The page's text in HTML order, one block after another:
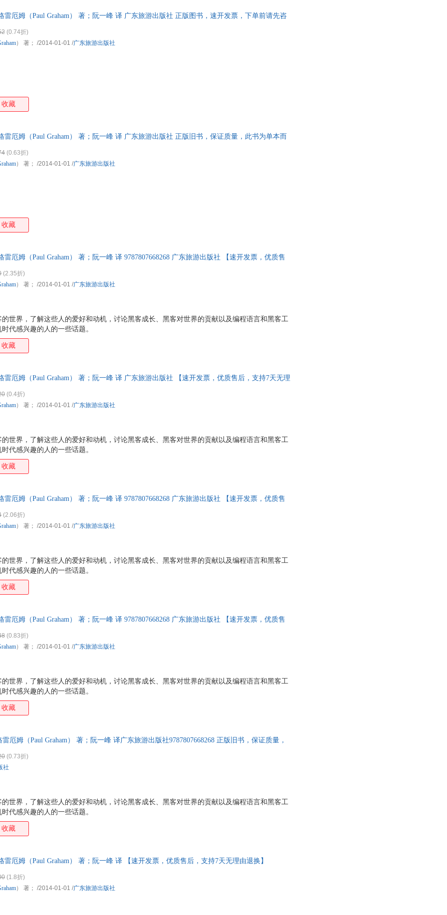
雷厄姆（Paul Graham） 著；阮一峰 译 广东旅游出版社 正版图书，速开发票，下单前请先咨
(0.74折)
） 著； /2014-01-01 /广东旅游出版社
收藏
雷厄姆（Paul Graham） 著；阮一峰 译 广东旅游出版社 正版旧书，保证质量，此书为单本而
(0.63折)
） 著； /2014-01-01 /广东旅游出版社
收藏
雷厄姆（Paul Graham） 著；阮一峰 译 9787807668268 广东旅游出版社 【速开发票，优质售
世界，了解这些人的爱好和动机，讨论黑客成长、黑客对世界的贡献以及编程语言和黑客工
代感兴趣的人的一些话题。
(2.35折)
） 著； /2014-01-01 /广东旅游出版社
收藏
雷厄姆（Paul Graham） 著；阮一峰 译 广东旅游出版社 【速开发票，优质售后，支持7天无理
世界，了解这些人的爱好和动机，讨论黑客成长、黑客对世界的贡献以及编程语言和黑客工
代感兴趣的人的一些话题。
(0.4折)
） 著； /2014-01-01 /广东旅游出版社
收藏
雷厄姆（Paul Graham） 著；阮一峰 译 9787807668268 广东旅游出版社 【速开发票，优质售
世界，了解这些人的爱好和动机，讨论黑客成长、黑客对世界的贡献以及编程语言和黑客工
代感兴趣的人的一些话题。
(2.06折)
） 著； /2014-01-01 /广东旅游出版社
收藏
雷厄姆（Paul Graham） 著；阮一峰 译 9787807668268 广东旅游出版社 【速开发票，优质售
世界，了解这些人的爱好和动机，讨论黑客成长、黑客对世界的贡献以及编程语言和黑客工
代感兴趣的人的一些话题。
(0.83折)
） 著； /2014-01-01 /广东旅游出版社
收藏
厄姆（Paul Graham） 著；阮一峰 译广东旅游出版社9787807668268 正版旧书，保证质量，
世界，了解这些人的爱好和动机，讨论黑客成长、黑客对世界的贡献以及编程语言和黑客工
代感兴趣的人的一些话题。
(0.73折)
社
收藏
雷厄姆（Paul Graham） 著；阮一峰 译 【速开发票，优质售后，支持7天无理由退换】
(1.8折)
） 著； /2014-01-01 /广东旅游出版社